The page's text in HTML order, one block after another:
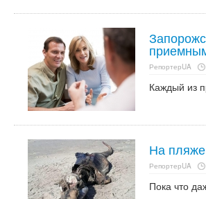
РепортерUA
Каждый из
На
РепортерUA
Пока что